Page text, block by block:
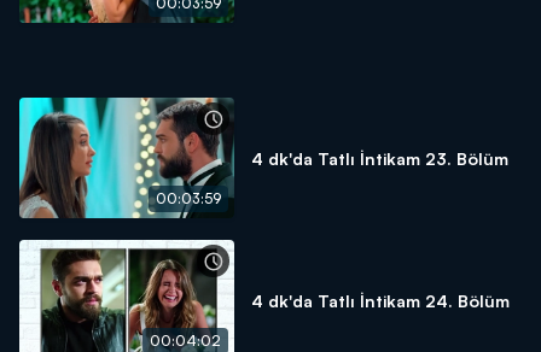
00:03:59
4 dk'da Tatlı İntikam 23. Bölüm
00:04:02
4 dk'da Tatlı İntikam 24. Bölüm